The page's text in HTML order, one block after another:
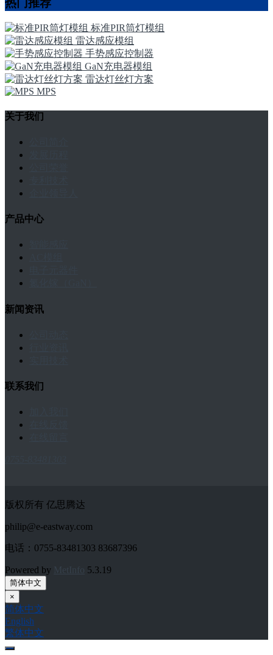
标准PIR筒灯模组
雷达感应模组
手势感应控制器
GaN充电器模组
雷达灯丝灯方案
MPS
关于我们
产品中心
新闻资讯
联系我们
版权所有 亿思腾达
philip@e-eastway.com
电话：0755-83481303 83687396
Powered by MetInfo 5.3.19
简体中文
×
简体中文
English
繁体中文